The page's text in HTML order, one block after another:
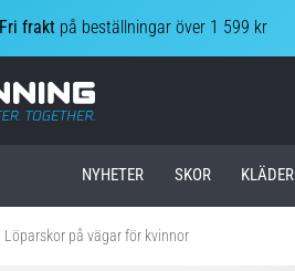
Fri frakt på beställningar över 1 599 kr
Top4Running.se
NYHETER SKOR KLÄDER
Löparskor på vägar för kvinnor